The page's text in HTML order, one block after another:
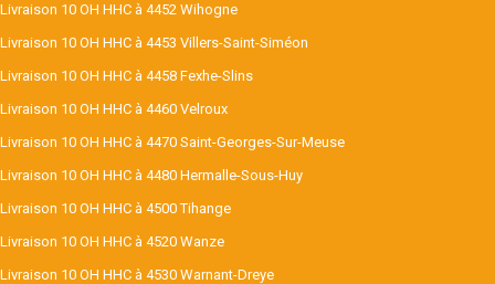
Livraison 10 OH HHC à 4452 Wihogne
Livraison 10 OH HHC à 4453 Villers-Saint-Siméon
Livraison 10 OH HHC à 4458 Fexhe-Slins
Livraison 10 OH HHC à 4460 Velroux
Livraison 10 OH HHC à 4470 Saint-Georges-Sur-Meuse
Livraison 10 OH HHC à 4480 Hermalle-Sous-Huy
Livraison 10 OH HHC à 4500 Tihange
Livraison 10 OH HHC à 4520 Wanze
Livraison 10 OH HHC à 4530 Warnant-Dreye